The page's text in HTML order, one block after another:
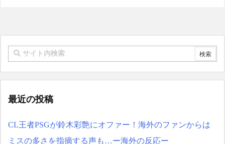
最近の投稿
CL王者PSGが鈴木彩艶にオファー！海外のファンからは
ミスの多さを指摘する声も…ー海外の反応ー